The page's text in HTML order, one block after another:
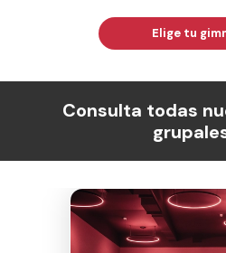
Elige tu
Consulta todas